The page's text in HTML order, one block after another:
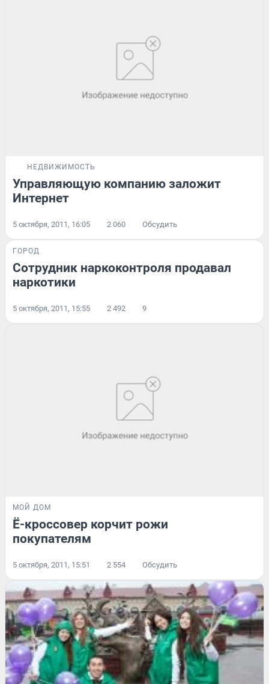
НЕДВИЖИМОСТЬ
Управляющую компанию заложит
Интернет
5 октября, 2011, 16:05 2 060 Обсудить
ГОРОД
Сотрудник наркоконтроля продавал
наркотики
5 октября, 2011, 15:55 2 492 9
МОЙ ДОМ
Ё-кроссовер корчит рожи
покупателям
5 октября, 2011, 15:51 2 554 Обсудить